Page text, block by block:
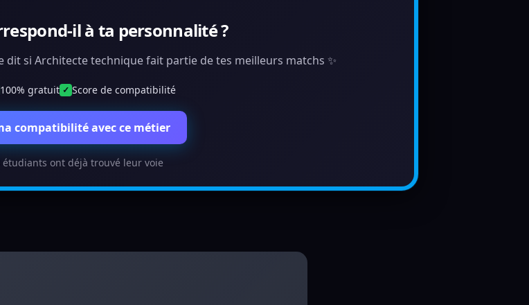
il à ta personnalité ?
si Architecte technique fait partie de tes meilleurs matchs ✨
100% gratuit ✓ Score de compatibilité
compatibilité avec ce métier
étudiants ont déjà trouvé leur voie